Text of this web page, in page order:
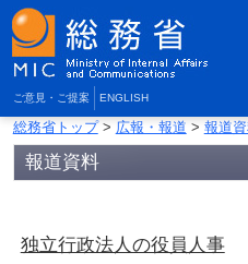
ご意見・ご提案 ENGLISH
総務省トップ> 広報・報道 > 報道
報道資料
独立行政法人の役員人事